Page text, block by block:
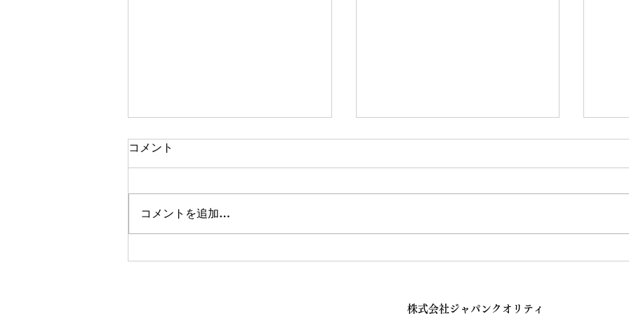
コメント
コメントを追加…
株式会社ジャパンクオリティ